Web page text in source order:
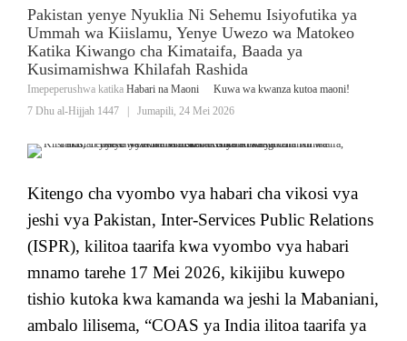
Pakistan yenye Nyuklia Ni Sehemu Isiyofutika ya
Ummah wa Kiislamu, Yenye Uwezo wa Matokeo
Katika Kiwango cha Kimataifa, Baada ya
Kusimamishwa Khilafah Rashida
Imepeperushwa katika Habari na Maoni
Kuwa wa kwanza kutoa maoni!
7 Dhu al-Hijjah 1447
Jumapili, 24 Mei 2026
Kitengo cha vyombo vya habari cha vikosi vya
jeshi vya Pakistan, Inter-Services Public Relations
(ISPR), kilitoa taarifa kwa vyombo vya habari
mnamo tarehe 17 Mei 2026, kikijibu kuwepo
tishio kutoka kwa kamanda wa jeshi la Mabaniani,
ambalo lilisema, “COAS ya India ilitoa taarifa ya